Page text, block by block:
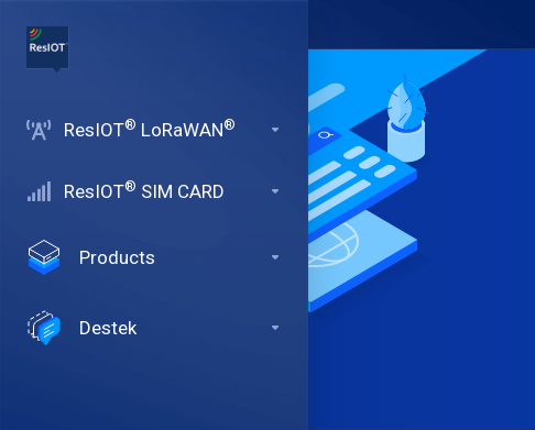
ResIOT® LoRaWAN®
ResIOT® SIM CARD
Products
Destek